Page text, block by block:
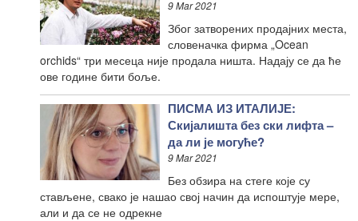
9 Mar 2021
Због затворених продајних места,
словеначка фирма „Ocean
orchids“ три месеца није продала ништа. Надају се да ће
ове године бити боље.
ПИСМА ИЗ ИТАЛИЈЕ:
Скијалишта без ски лифта –
да ли је могуће?
9 Mar 2021
Без обзира на стеге које су
стављене, свако је нашао свој начин да испоштује мере,
али и да се не одрекне